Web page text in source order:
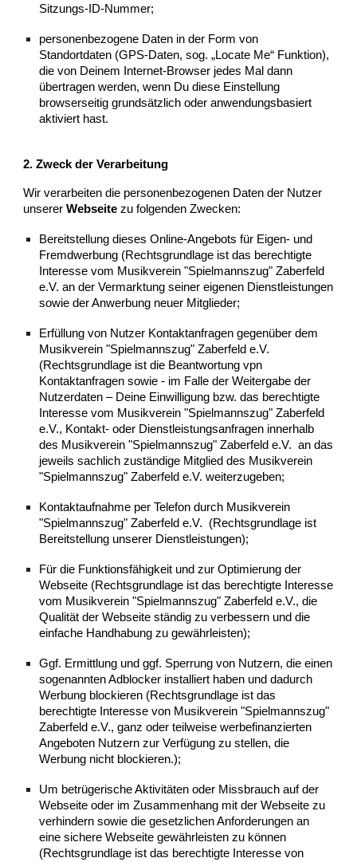
Sitzungs-ID-Nummer;
​personenbezogene Daten in der Form von
Standortdaten (GPS-Daten, sog. „Locate Me“ Funktion),
die von Deinem Internet-Browser jedes Mal dann
übertragen werden, wenn Du diese Einstellung
browserseitig grundsätzlich oder anwendungsbasiert
aktiviert hast.
2. Zweck der Verarbeitung
Wir verarbeiten die personenbezogenen Daten der Nutzer
unsererWebseite zu folgenden Zwecken:
​Bereitstellung dieses Online-Angebots für Eigen- und
Fremdwerbung (Rechtsgrundlage ist das berechtigte
Interesse vom Musikverein "Spielmannszug" Zaberfeld
e.V. an der Vermarktung seiner eigenen Dienstleistungen
sowie der Anwerbung neuer Mitglieder;
​Erfüllung von Nutzer Kontaktanfragen gegenüber dem
Musikverein "Spielmannszug" Zaberfeld e.V.
(Rechtsgrundlage ist die Beantwortung vpn
Kontaktanfragen sowie - im Falle der Weitergabe der
Nutzerdaten – Deine Einwilligung bzw. das berechtigte
Interesse vom Musikverein "Spielmannszug" Zaberfeld
e.V., Kontakt- oder Dienstleistungsanfragen innerhalb
des Musikverein "Spielmannszug" Zaberfeld e.V. an das
jeweils sachlich zuständige Mitglied des Musikverein
"Spielmannszug" Zaberfeld e.V.weiterzugeben;
​Kontaktaufnahme per Telefon durch Musikverein
"Spielmannszug" Zaberfeld e.V.
(Rechtsgrundlage ist
Bereitstellung unserer Dienstleistungen);
​Für die Funktionsfähigkeit und zur Optimierung der
Webseite (Rechtsgrundlage ist das berechtigte Interesse
vom Musikverein "Spielmannszug" Zaberfeld e.V., die
Qualität der Webseite ständig zu verbessern und die
einfache Handhabung zu gewährleisten);
​Ggf. Ermittlung und ggf. Sperrung von Nutzern, die einen
sogenannten Adblocker installiert haben und dadurch
Werbung blockieren (Rechtsgrundlage ist das
berechtigte Interesse von Musikverein "Spielmannszug"
Zaberfeld e.V., ganz oder teilweise werbefinanzierten
Angeboten Nutzern zur Verfügung zu stellen, die
Werbung nicht blockieren.);
​Um betrügerische Aktivitäten oder Missbrauch auf der
Webseite oder im Zusammenhang mit der Webseite zu
verhindern sowie die gesetzlichen Anforderungen an
eine sichere Webseite gewährleisten zu können
(Rechtsgrundlage ist das berechtigte Interesse von